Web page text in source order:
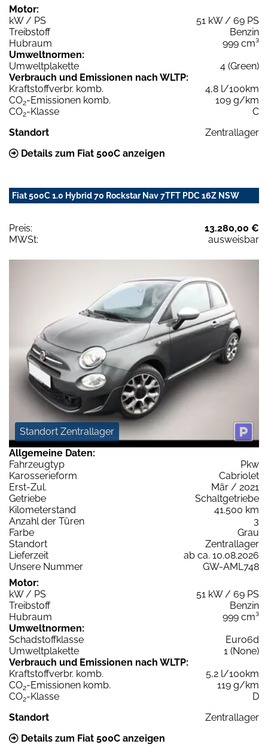
Motor:
kW / PS
51 kW / 69 PS
Treibstoff
Benzin
Hubraum
999 cm³
Umweltnormen:
Umweltplakette
4 (Green)
Verbrauch und Emissionen nach WLTP:
Kraftstoffverbr. komb.
4,8 l/100km
CO2-Emissionen komb.
109 g/km
CO2-Klasse
C
Standort
Zentrallager
Details zum Fiat 500C anzeigen
Fiat 500C 1.0 Hybrid 70 Rockstar Nav 7TFT PDC 16Z NSW
Preis:
13.280,00 €
MWSt:
ausweisbar
Standort Zentrallager
Allgemeine Daten:
Fahrzeugtyp
Pkw
Karosserieform
Cabriolet
Erst-Zul.
Mär / 2021
Getriebe
Schaltgetriebe
Kilometerstand
41.500 km
Anzahl der Türen
3
Farbe
Grau
Standort
Zentrallager
Lieferzeit
ab ca. 10.08.2026
Unsere Nummer
GW-AML748
Motor:
kW / PS
51 kW / 69 PS
Treibstoff
Benzin
Hubraum
999 cm³
Umweltnormen:
Schadstoffklasse
Euro6d
Umweltplakette
1 (None)
Verbrauch und Emissionen nach WLTP:
Kraftstoffverbr. komb.
5,2 l/100km
CO2-Emissionen komb.
119 g/km
CO2-Klasse
D
Standort
Zentrallager
Details zum Fiat 500C anzeigen